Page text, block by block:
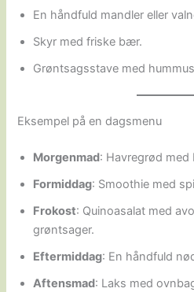
En håndfuld mandler eller
Skyr med friske bær.
Grøntsagsstave med
Eksempel på en dagsmenu
Morgenmad: Havregrød
Formiddag: Smoothie med
Frokost: Quinoasalat med
grøntsager.
Eftermiddag: En håndfuld
Aftensmad: Laks med